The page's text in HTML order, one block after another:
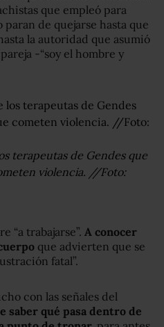
que empleó para
paran de quejarse hasta que
la autoridad que asumió
-“soy el hombre y
terapeutas de Gendes que
violencia. //Foto:
“a trabajarse”. A conocer
que advierten que se
fatal”.
con las señales del
saber qué pasa dentro de